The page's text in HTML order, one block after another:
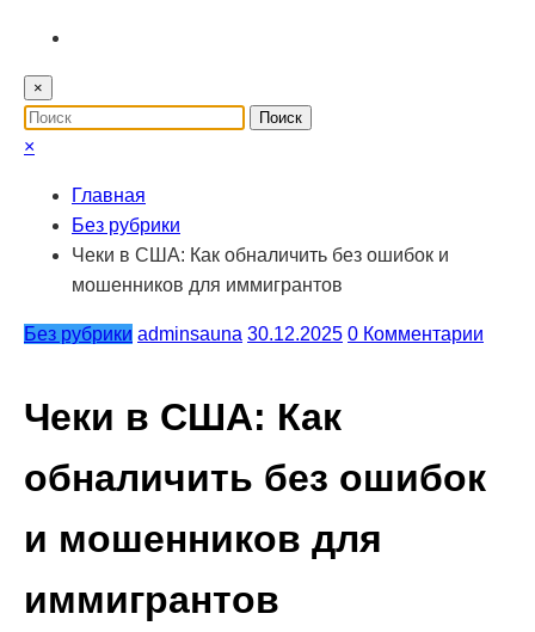
×
×
Главная
Без рубрики
Чеки в США: Как обналичить без ошибок и
мошенников для иммигрантов
Без рубрики adminsauna 30.12.2025 0 Комментарии
Чеки в США: Как
обналичить без ошибок
и мошенников для
иммигрантов